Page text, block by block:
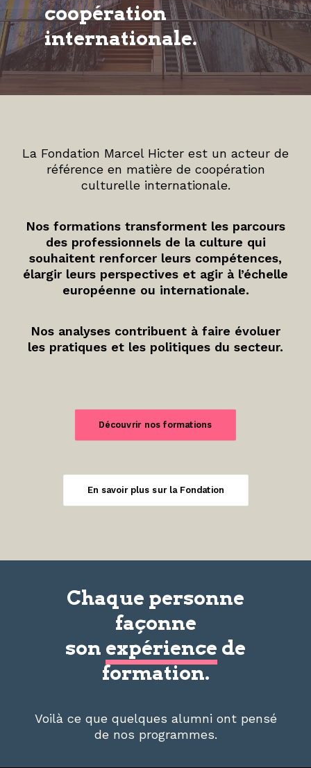
coopération
internationale.
La Fondation Marcel Hicter est un acteur de
référence en matière de coopération
culturelle internationale.
Nos formations transforment les parcours
des professionnels de la culture qui
souhaitent renforcer leurs compétences,
élargir leurs perspectives et agir à l’échelle
européenne ou internationale.
Nos analyses contribuent à faire évoluer
les pratiques et les politiques du secteur.
Découvrir nos formations
En savoir plus sur la Fondation
Chaque personne
façonne
son expérience de
formation.
Voilà ce que quelques alumni ont pensé
de nos programmes.